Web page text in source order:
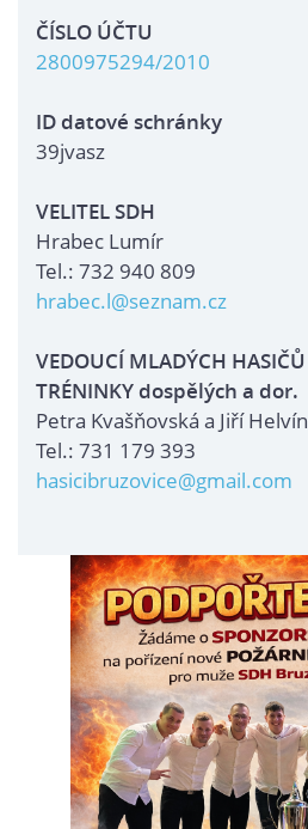
ČÍSLO ÚČTU
2800975294/2010
ID datové schránky
39jvasz
VELITEL SDH
Hrabec Lumír
Tel.: 732 940 809
hrabec.l@seznam.cz
VEDOUCÍ MLADÝCH HASIČŮ
TRÉNINKY dospělých a dor.
Petra Kvašňovská a Jiří Helvín
Tel.: 731 179 393
hasicibruzovice@gmail.com